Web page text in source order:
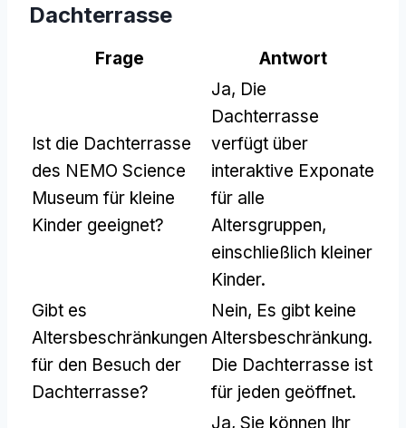
Dachterrasse
Frage Antwort
Ist die Dachterrasse
des NEMO Science
Museum für kleine
Kinder geeignet?
Ja, Die
Dachterrasse
verfügt über
interaktive Exponate
für alle
Altersgruppen,
einschließlich kleiner
Kinder.
Gibt es
Altersbeschränkungen
für den Besuch der
Dachterrasse?
Nein, Es gibt keine
Altersbeschränkung.
Die Dachterrasse ist
für jeden geöffnet.
Ja, Sie können Ihr